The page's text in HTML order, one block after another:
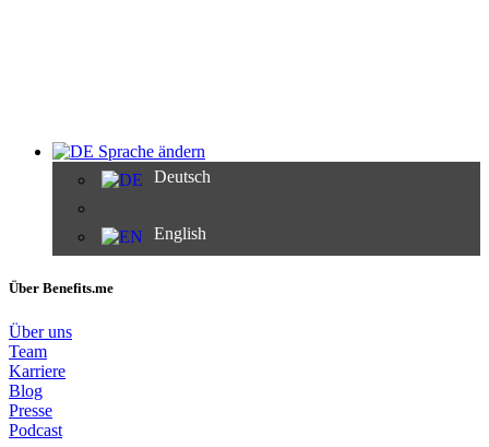
Sprache ändern
Deutsch
English
Über Benefits.me
Über uns
Team
Karriere
Blog
Presse
Podcast